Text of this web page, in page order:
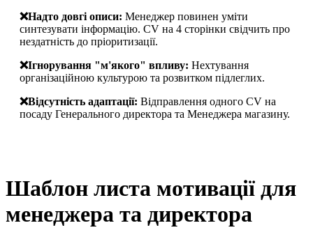
❌️Надто довгі описи: Менеджер повинен уміти
синтезувати інформацію. CV на 4 сторінки свідчить про
нездатність до пріоритизації.
❌️Ігнорування "м'якого" впливу: Нехтування
організаційною культурою та розвитком підлеглих.
❌️Відсутність адаптації: Відправлення одного CV на
посаду Генерального директора та Менеджера магазину.
Шаблон листа мотивації для
менеджера та директора